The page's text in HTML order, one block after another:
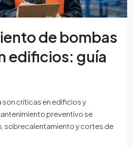
de bombas
edificios: guía
críticas en edificios y
preventivo se
sobrecalentamiento y cortes de